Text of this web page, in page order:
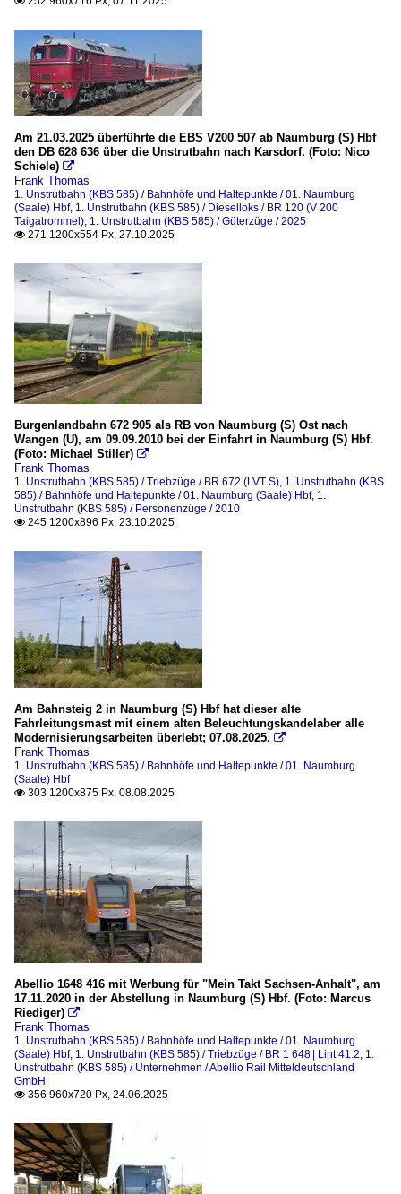
Am 21.03.2025 überführte die EBS V200 507 ab Naumburg (S) Hbf
den DB 628 636 über die Unstrutbahn nach Karsdorf. (Foto: Nico
Schiele) 
Frank Thomas
1. Unstrutbahn (KBS 585) / Bahnhöfe und Haltepunkte / 01. Naumburg
(Saale) Hbf, 1. Unstrutbahn (KBS 585) / Dieselloks / BR 120 (V 200
Taigatrommel), 1. Unstrutbahn (KBS 585) / Güterzüge / 2025
 271 1200x554 Px, 27.10.2025
Burgenlandbahn 672 905 als RB von Naumburg (S) Ost nach
Wangen (U), am 09.09.2010 bei der Einfahrt in Naumburg (S) Hbf.
(Foto: Michael Stiller) 
Frank Thomas
1. Unstrutbahn (KBS 585) / Triebzüge / BR 672 (LVT S), 1. Unstrutbahn (KBS
585) / Bahnhöfe und Haltepunkte / 01. Naumburg (Saale) Hbf, 1.
Unstrutbahn (KBS 585) / Personenzüge / 2010
 245 1200x896 Px, 23.10.2025
Am Bahnsteig 2 in Naumburg (S) Hbf hat dieser alte
Fahrleitungsmast mit einem alten Beleuchtungskandelaber alle
Modernisierungsarbeiten überlebt; 07.08.2025. 
Frank Thomas
1. Unstrutbahn (KBS 585) / Bahnhöfe und Haltepunkte / 01. Naumburg
(Saale) Hbf
 303 1200x875 Px, 08.08.2025
Abellio 1648 416 mit Werbung für "Mein Takt Sachsen-Anhalt", am
17.11.2020 in der Abstellung in Naumburg (S) Hbf. (Foto: Marcus
Riediger) 
Frank Thomas
1. Unstrutbahn (KBS 585) / Bahnhöfe und Haltepunkte / 01. Naumburg
(Saale) Hbf, 1. Unstrutbahn (KBS 585) / Triebzüge / BR 1 648 | Lint 41.2, 1.
Unstrutbahn (KBS 585) / Unternehmen / Abellio Rail Mitteldeutschland
GmbH
 356 960x720 Px, 24.06.2025